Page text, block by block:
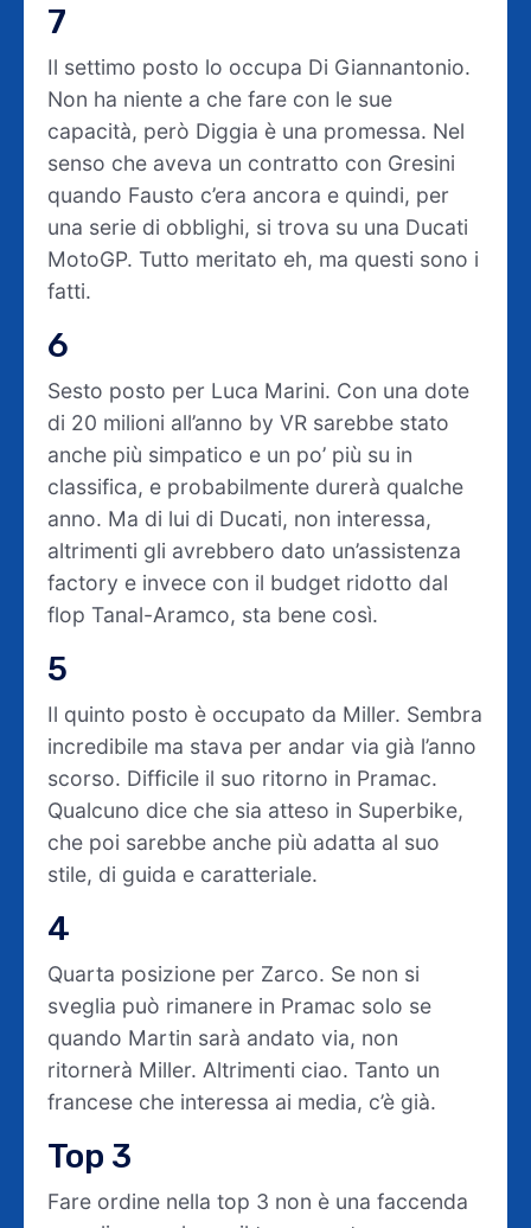
7
Il settimo posto lo occupa Di Giannantonio.
Non ha niente a che fare con le sue
capacità, però Diggia è una promessa. Nel
senso che aveva un contratto con Gresini
quando Fausto c’era ancora e quindi, per
una serie di obblighi, si trova su una Ducati
MotoGP. Tutto meritato eh, ma questi sono i
fatti.
6
Sesto posto per Luca Marini. Con una dote
di 20 milioni all’anno by VR sarebbe stato
anche più simpatico e un po’ più su in
classifica, e probabilmente durerà qualche
anno. Ma di lui di Ducati, non interessa,
altrimenti gli avrebbero dato un’assistenza
factory e invece con il budget ridotto dal
flop Tanal-Aramco, sta bene così.
5
Il quinto posto è occupato da Miller. Sembra
incredibile ma stava per andar via già l’anno
scorso. Difficile il suo ritorno in Pramac.
Qualcuno dice che sia atteso in Superbike,
che poi sarebbe anche più adatta al suo
stile, di guida e caratteriale.
4
Quarta posizione per Zarco. Se non si
sveglia può rimanere in Pramac solo se
quando Martin sarà andato via, non
ritornerà Miller. Altrimenti ciao. Tanto un
francese che interessa ai media, c’è già.
Top 3
Fare ordine nella top 3 non è una faccenda